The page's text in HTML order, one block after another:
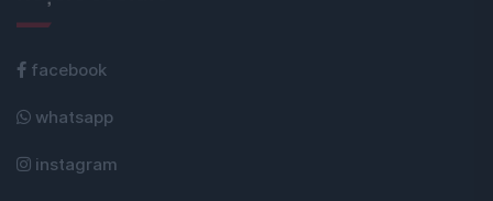
facebook
whatsapp
instagram